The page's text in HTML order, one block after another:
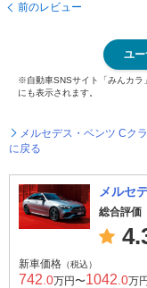
前のレビュー
ユ
※自動車SNSサイト「みんカラ
にも表示されます。
メルセデス・ベンツ Cク
に戻る
メルセ
総合評価
新車価格 （税込）
742 .0万円〜1042 .0万円